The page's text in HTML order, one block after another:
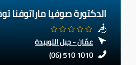
الدكتورة صوفيا ماراتوفنا
عمّان - جبل اللويبدة
(06) 510 1010